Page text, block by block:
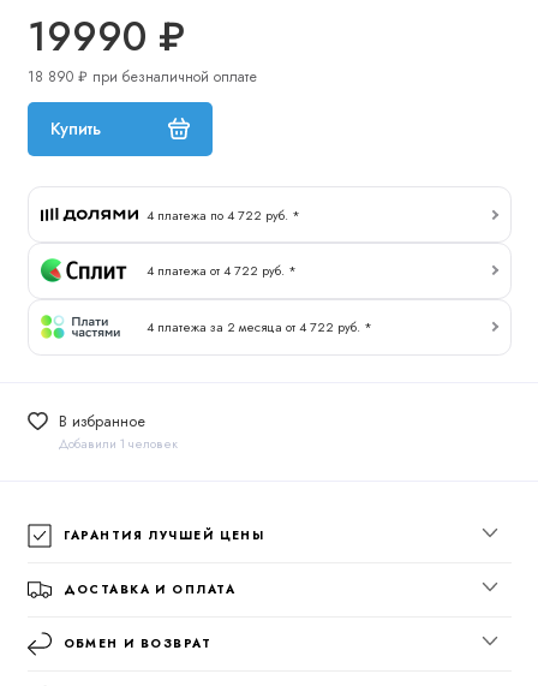
19990 ₽
18 890 ₽ при безналичной оплате
Купить
4 платежа по 4 722 руб. *
4 платежа от 4 722 руб. *
4 платежа за 2 месяца от 4 722 руб. *
В избранное
Добавили 1 человек
ГАРАНТИЯ ЛУЧШЕЙ ЦЕНЫ
ДОСТАВКА И ОПЛАТА
ОБМЕН И ВОЗВРАТ